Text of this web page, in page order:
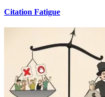
Citation Fatigue